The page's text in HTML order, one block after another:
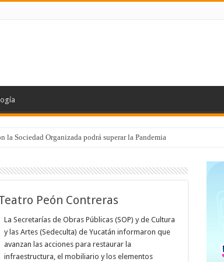
la Sociedad Organizada podrá superar la Pandemia
Peón Contreras
La Secretarías de Obras Públicas (SOP) y de Cultura
y las Artes (Sedeculta) de Yucatán informaron que
avanzan las acciones para restaurar la
infraestructura, el mobiliario y los elementos